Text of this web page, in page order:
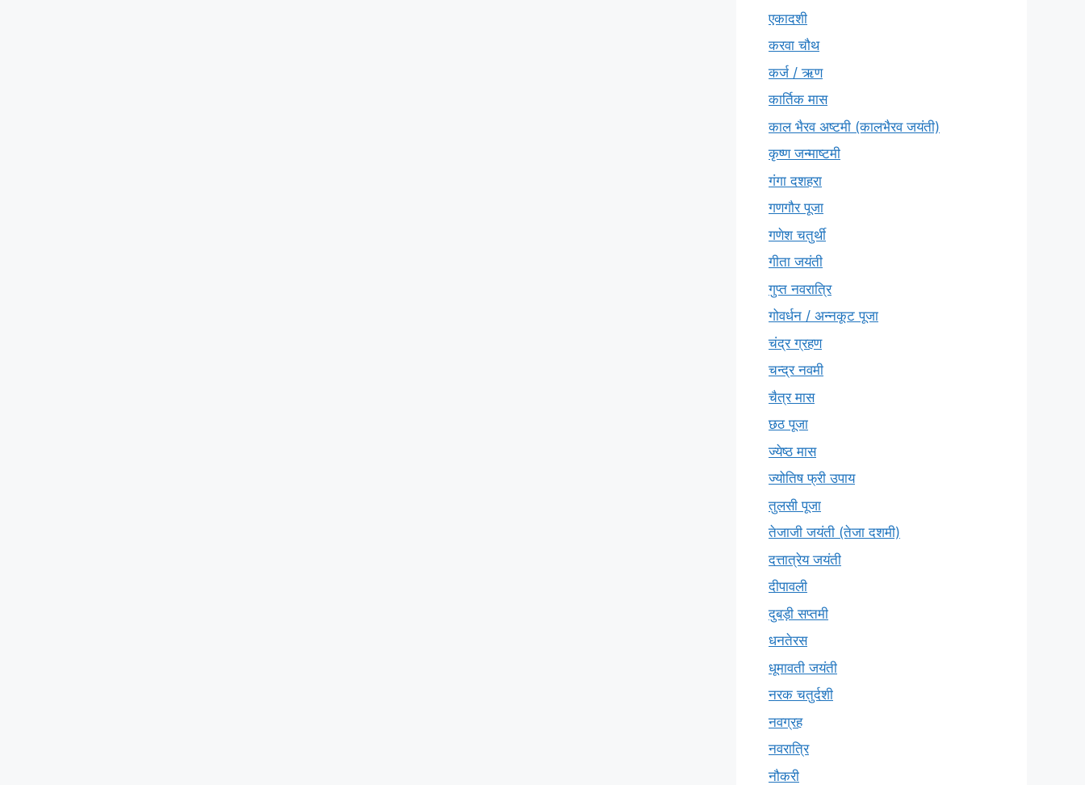
एकादशी
करवा चौथ
कर्ज / ऋण
कार्तिक मास
काल भैरव अष्टमी (कालभैरव जयंती)
कृष्ण जन्माष्टमी
गंगा दशहरा
गणगौर पूजा
गणेश चतुर्थी
गीता जयंती
गुप्त नवरात्रि
गोवर्धन / अन्नकूट पूजा
चंद्र ग्रहण
चन्द्र नवमी
चैत्र मास
छठ पूजा
ज्येष्ठ मास
ज्योतिष फ्री उपाय
तुलसी पूजा
तेजाजी जयंती (तेजा दशमी)
दत्तात्रेय जयंती
दीपावली
दुबड़ी सप्तमी
धनतेरस
धूमावती जयंती
नरक चतुर्दशी
नवग्रह
नवरात्रि
नौकरी